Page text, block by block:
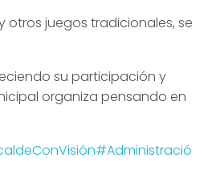
otros juegos tradicionales, se
su participación y
organiza pensando en
#Administració